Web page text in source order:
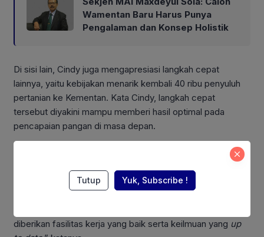
Wamentan Baru Harus Punya
Pengalaman dan Konsep Holistik
Di sisi lain, Cindy juga mengapresiasi langkah cepat
lainnya, yaitu kebijakan menarik kembali 40 ribu penyuluh
pertanian ke Kementan. Kata Cindy, langkah cepat
tersebut diyakini mampu memberi hasil optimal pada
pencapaian pangan di masa depan.
“Upaya pemerintah untuk menarik seluruh kewenangan
lapangan atau PPL dari Pemda ke tingkat pusat yang
diberikan fasilitas kerja yang baik serta keilmuan yang up
Tutup Yuk, Subscribe !